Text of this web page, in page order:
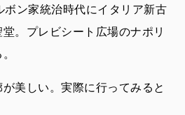
ン家統治時代にイタリア新古
。プレビシート広場のナポリ
美しい。実際に行ってみると